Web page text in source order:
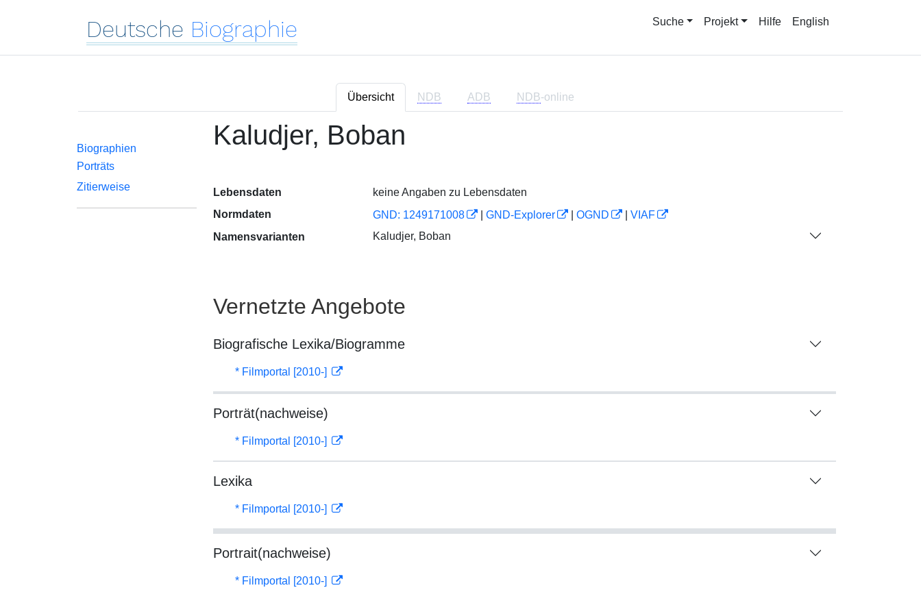
Deutsche Biographie Suche Projekt Hilfe English
Übersicht NDB ADB NDB-online
Biographien
Porträts
Zitierweise
Kaludjer, Boban
Lebensdaten
keine Angaben zu Lebensdaten
Normdaten
GND: 1249171008 GND-Explorer OGND
VIAF
Namensvarianten
Kaludjer, Boban
Vernetzte Angebote
Biografische Lexika/Biogramme
* Filmportal [2010-]
Porträt(nachweise)
* Filmportal [2010-]
Lexika
* Filmportal [2010-]
Portrait(nachweise)
* Filmportal [2010-]